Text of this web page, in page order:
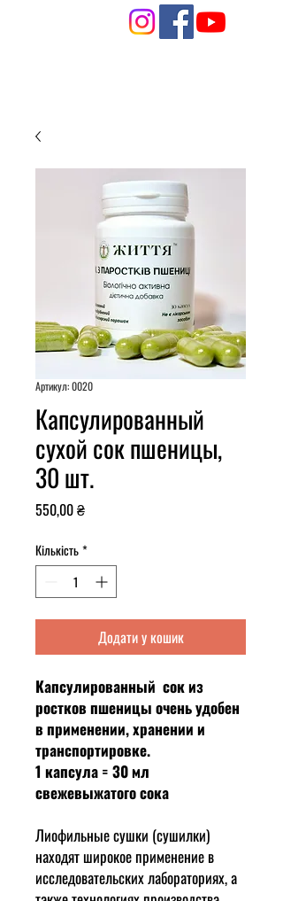
Артикул: 0020
Капсулированный
сухой сок пшеницы,
30 шт.
550,00 ₴Ціна
Кількість*
Додати у кошик
Капсулированный сок из
ростков пшеницы очень удобен
в применении, хранении и
транспортировке.
1 капсула = 30 мл
свежевыжатого сока
Лиофильные сушки (сушилки)
находят широкое применение в
исследовательских лабораториях, а